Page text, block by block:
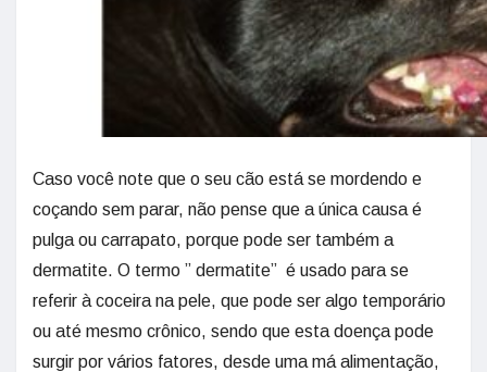
Caso você note que o seu cão está se mordendo e
coçando sem parar, não pense que a única causa é
pulga ou carrapato, porque pode ser também a
dermatite. O termo ” dermatite” é usado para se
referir à coceira na pele, que pode ser algo temporário
ou até mesmo crônico, sendo que esta doença pode
surgir por vários fatores, desde uma má alimentação,